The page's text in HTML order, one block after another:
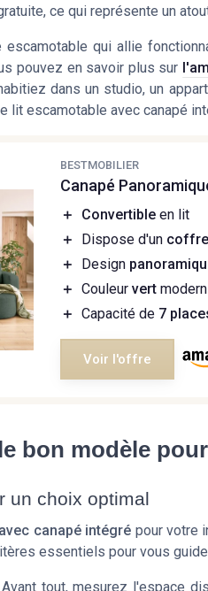
ce qui représente un
escamotable qui allie
pouvez en savoir plus sur
dans un studio, un
lit escamotable avec canapé
BESTMOBILIER
Canapé
＋ Convertible en lit
＋
Dispose d'un
＋
Design
＋ Couleurvert modern
＋ Capacité de 7
Voir l'offre
bon modèle
un choix optimal
canapé intégré pour votre
essentiels pour vous
Avant tout, mesurez l'espace